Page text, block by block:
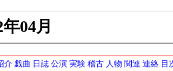
04月
介 戯曲 日誌 公演 実験 稽古 人物 関連 連絡 目